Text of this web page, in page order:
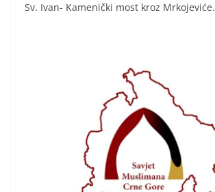
Sv. Ivan- Kamenički most kroz Mrkojeviće.